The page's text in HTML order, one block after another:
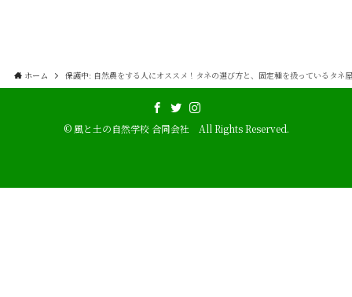
ホーム 保護中: 自然農をする人にオススメ！タネの選び方と、固定種を扱っているタネ
©風と土の自然学校 合同会社 All Rights Reserved.